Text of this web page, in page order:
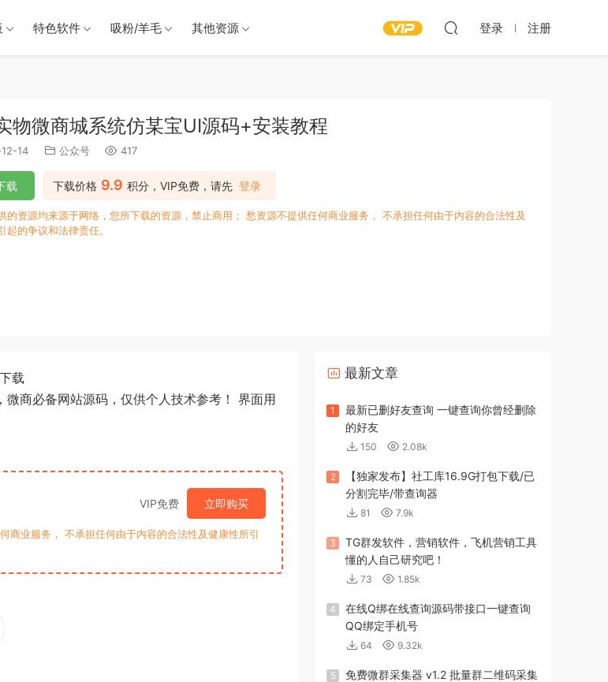
特色软件 吸粉/羊毛 其他资源 登录 注册
物微商城系统仿某宝UI源码+安装教程
14 公众号 417
下载价格 9.9 积分，VIP免费，请先 登录
载
的资源均来源于网络，您所下载的资源，禁止商用； 愁资源不提供任何商业服务， 不承担任何由于内容的合法性及
起的争议和法律责任。
载
商必备网站源码，仅供个人技术参考！ 界面用
VIP免费 立即购买
商业服务， 不承担任何由于内容的合法性及健康性所引
最新文章
1
最新已删好友查询 一键查询你曾经删除
的好友
150 2.08k
2
【独家发布】社工库16.9G打包下载/已
分割完毕/带查询器
81 7.9k
3
TG群发软件，营销软件，飞机营销工具
懂的人自己研究吧！
73 1.85k
4
在线Q绑在线查询源码带接口一键查询
QQ绑定手机号
64 9.32k
5 免费微群采集器 v1.2 批量群二维码采集